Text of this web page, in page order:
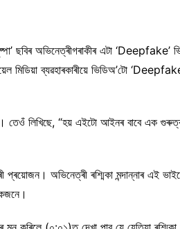
ছবিৰ অভিনেত্ৰীগৰাকীৰ এটা ‘Deepfake’
মিডিয়া ব্যৱহাৰকাৰীয়ে ভিডিঅ’টো
তেওঁ লিখিছে, “হয় এইটো আইনৰ বাবে এক
অভিনেত্ৰী ৰশ্মিকা মন্দান্নাৰ এই